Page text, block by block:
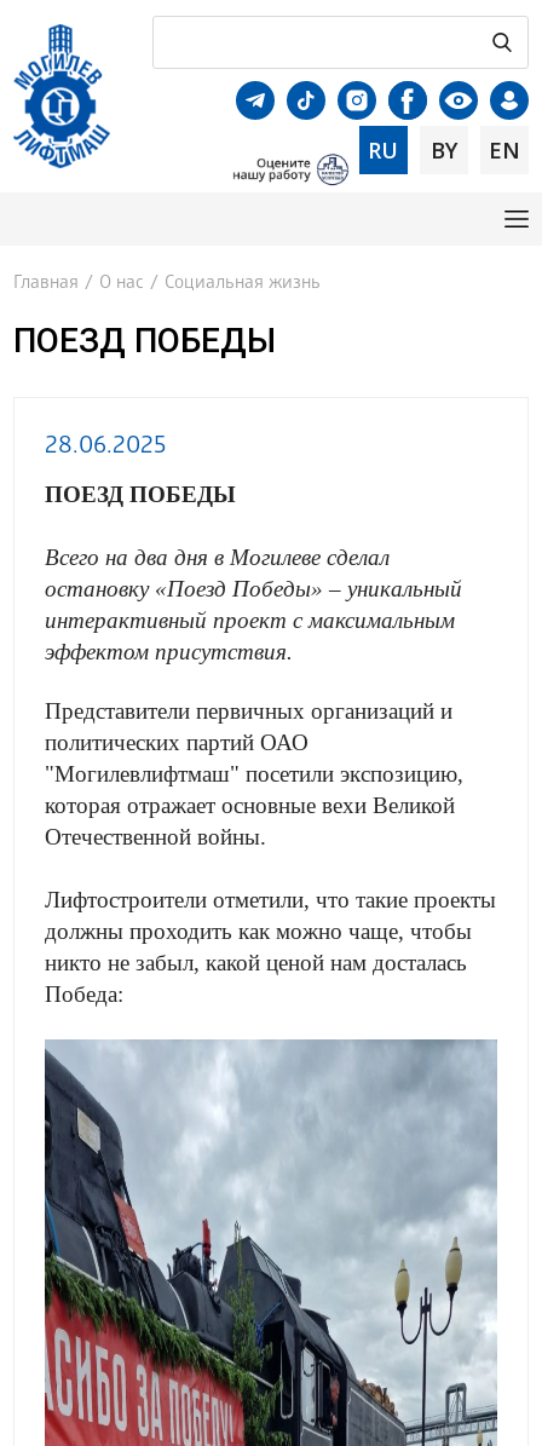
RU BY EN
Главная / О нас / Социальная жизнь
ПОЕЗД ПОБЕДЫ
28.06.2025
ПОЕЗД ПОБЕДЫ
Всего на два дня в Могилеве сделал
остановку «Поезд Победы» – уникальный
интерактивный проект с максимальным
эффектом присутствия.
Представители первичных организаций и
политических партий ОАО
"Могилевлифтмаш" посетили экспозицию,
которая отражает основные вехи Великой
Отечественной войны.
Лифтостроители отметили, что такие проекты
должны проходить как можно чаще, чтобы
никто не забыл, какой ценой нам досталась
Победа: